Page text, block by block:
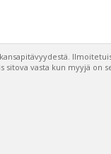
vasta kun myyjä on